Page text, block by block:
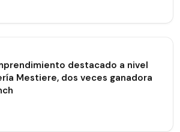
destacado a nivel
Mestiere, dos veces ganadora